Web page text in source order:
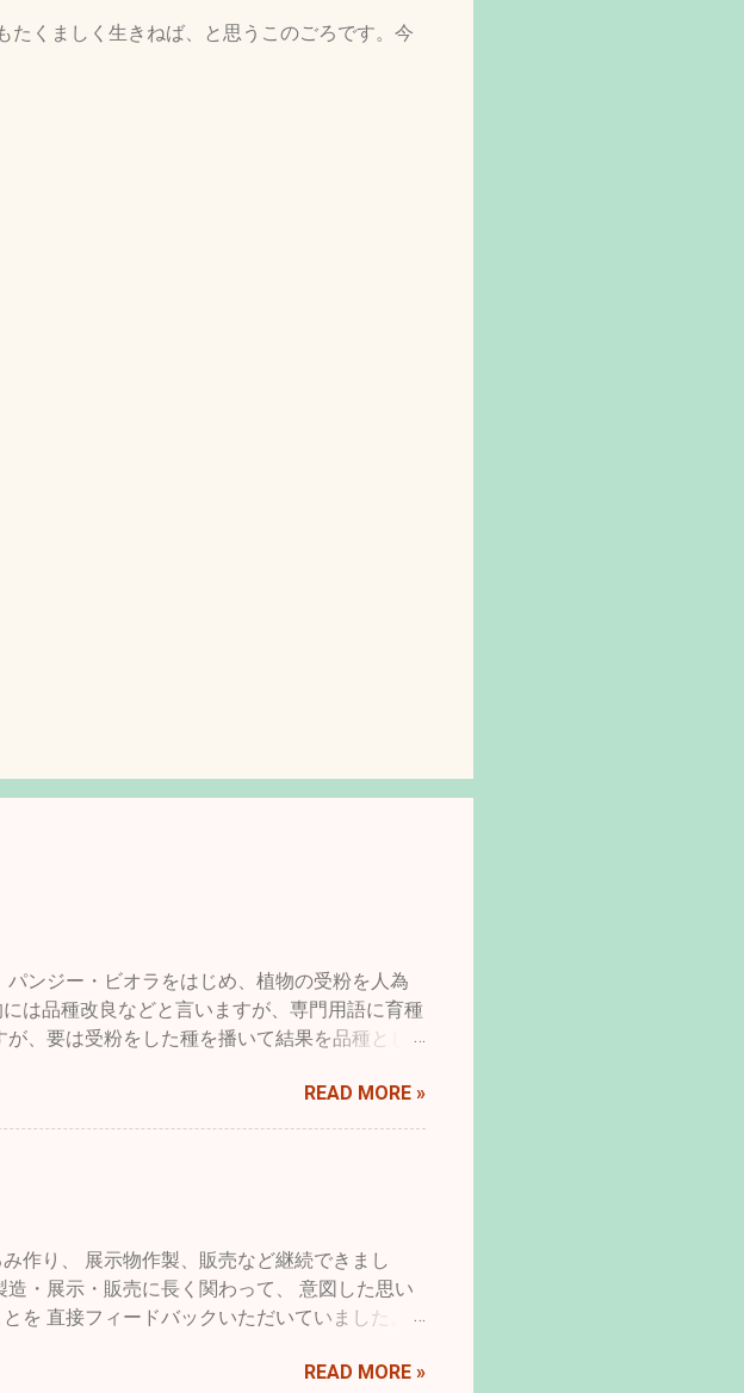
たくましく生きねば、と思うこのごろです。今
ンジー・ビオラをはじめ、植物の受粉を人為
は品種改良などと言いますが、専門用語に育種
、要は受粉をした種を播いて結果を品種とし
つまり利用する人たちにとってより良くすると
、収穫量を減らしたり、病気に弱くするなど
意味ありえませんが、一方で都合良くというだ
か、大輪や逆に小輪のもの、花型の変化や八重
はそのように育種されてきました。 先月の終
ドキュメンタリー」というタイトルを見つけま
、深夜だったのですががんばって見ることにし
たちの一部をたぶん遺伝的疾患であろうものに
READ MORE »
作り、 展示物作製、販売など継続できまし
・展示・販売に長く関わって、 意図した思い
を 直接フィードバックいただいていました。
ている材料で クラウドファウンディング返礼
READ MORE »